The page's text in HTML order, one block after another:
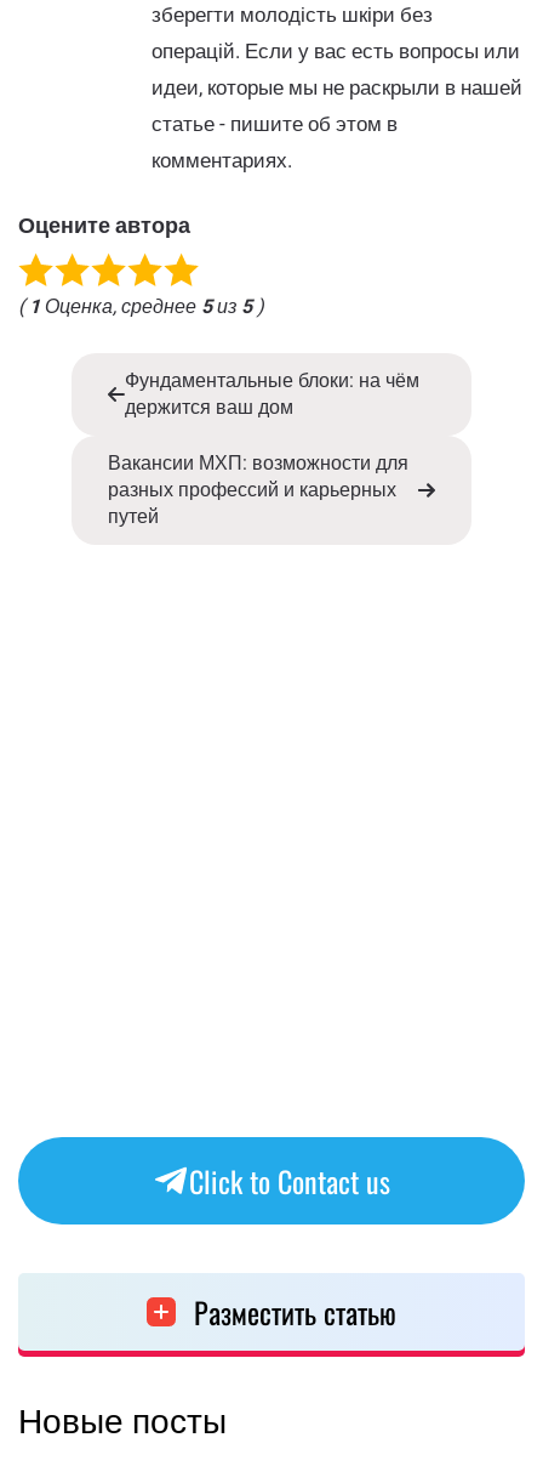
зберегти молодість шкіри без
операцій. Если у вас есть вопросы или
идеи, которые мы не раскрыли в нашей
статье - пишите об этом в
комментариях.
Оцените автора
( 1 Оценка, среднее 5из 5)
Фундаментальные блоки: на чём
держится ваш дом
Вакансии МХП: возможности для
разных профессий и карьерных
путей
Click to Contact us
Разместить статью
Новые посты